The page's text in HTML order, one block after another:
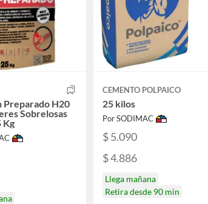
Preparado H20
Sobrelosas
Kg
CEMENTO POLPAICO
25 kilos
Por SODIMAC
$ 5.090
$ 4.886
Llega mañana
Retira desde 90 min